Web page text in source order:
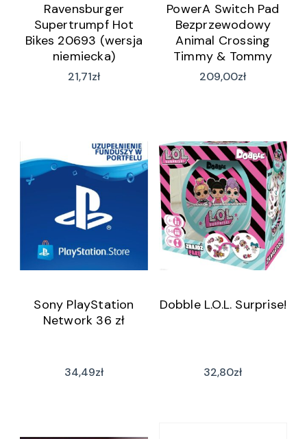
Ravensburger
Supertrumpf Hot
Bikes 20693 (wersja
niemiecka)
21,71zł
PowerA Switch Pad
Bezprzewodowy
Animal Crossing
Timmy & Tommy
Nook
209,00zł
Sony PlayStation
Network 36 zł
34,49zł
Dobble L.O.L. Surprise!
32,80zł